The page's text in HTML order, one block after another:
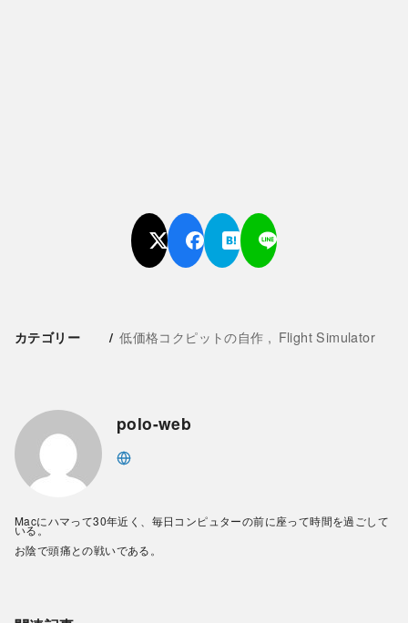
カテゴリー 低価格コクピットの自作 Flight Simulator
polo-web
Macにハマって30年近く、毎日コンピュターの前に座って時間を過ごして
いる。
お陰で頭痛との戦いである。